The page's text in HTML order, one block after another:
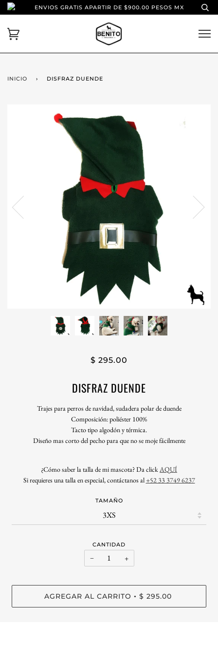
ENVIOS GRATIS APARTIR DE $900.00 PESOS MX
INICIO › DISFRAZ DUENDE
$ 295.00
DISFRAZ DUENDE
Trajes para perros de navidad, sudadera polar de duende
Composición: poliéster 100%
Tacto tipo algodón y térmica.
Diseño mas corto del pecho para que no se moje fácilmente
¿Cómo saber la talla de mi mascota? Da clickAQUÍ
Si requieres una talla en especial, contáctanos al+52 33 3749 6237
TAMAÑO
CANTIDAD
− +
AGREGAR AL CARRITO • $ 295.00